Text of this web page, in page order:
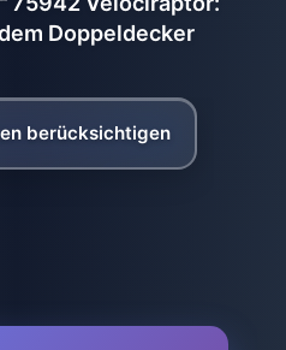
Doppeldecker
berücksichtigen